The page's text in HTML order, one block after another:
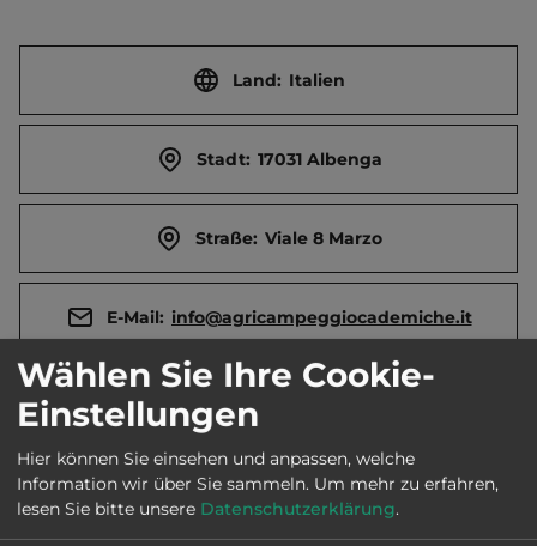
Land: Italien
Stadt: 17031 Albenga
Straße: Viale 8 Marzo
E-Mail: info@agricampeggiocademiche.it
Öffnungszeiten: Ganzjährig geöffnet
Wählen Sie Ihre Cookie-
Einstellungen
Hier können Sie einsehen und anpassen, welche
Information wir über Sie sammeln. Um mehr zu erfahren,
lesen Sie bitte unsere Datenschutzerklärung.